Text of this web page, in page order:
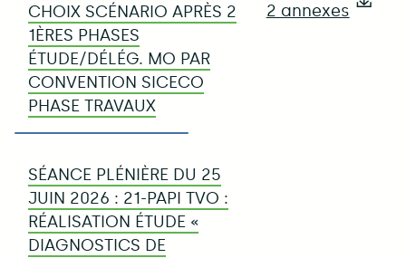
CHOIX SCÉNARIO APRÈS 2
1ÈRES PHASES
ÉTUDE/DÉLÉG. MO PAR
CONVENTION SICECO
PHASE TRAVAUX
2 annexes
SÉANCE PLÉNIÈRE DU 25
JUIN 2026 : 21-PAPI TVO :
RÉALISATION ÉTUDE «
DIAGNOSTICS DE